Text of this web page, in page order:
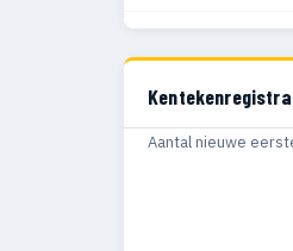
2012
2010
Aantal nieuwe